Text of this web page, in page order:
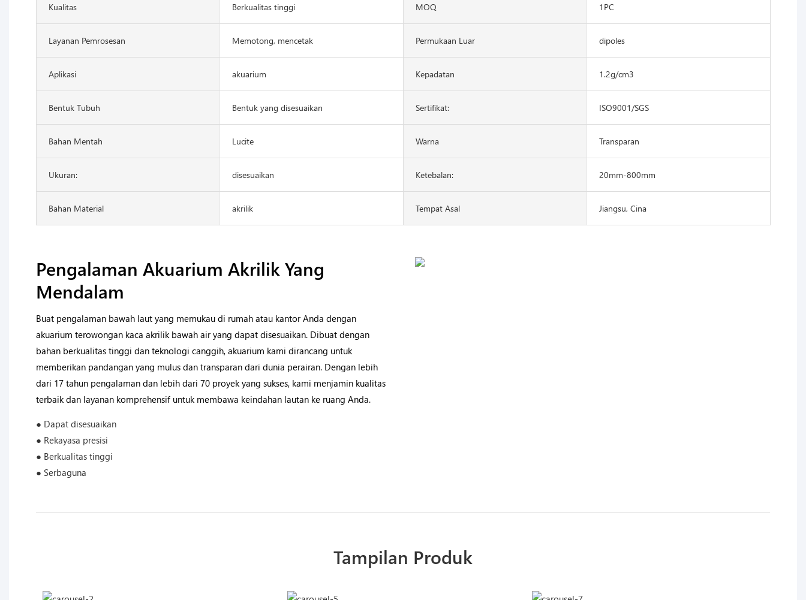
Kualitas Berkualitas tinggi MOQ 1PC
Layanan Pemrosesan Memotong, mencetak Permukaan Luar dipoles
Aplikasi akuarium Kepadatan 1.2g/cm3
Bentuk Tubuh Bentuk yang disesuaikan Sertifikat: ISO9001/SGS
Bahan Mentah Lucite Warna Transparan
Ukuran: disesuaikan Ketebalan: 20mm-800mm
Bahan Material akrilik Tempat Asal Jiangsu, Cina
Pengalaman Akuarium Akrilik Yang
Mendalam
Buat pengalaman bawah laut yang memukau di rumah atau kantor Anda dengan
akuarium terowongan kaca akrilik bawah air yang dapat disesuaikan. Dibuat dengan
bahan berkualitas tinggi dan teknologi canggih, akuarium kami dirancang untuk
memberikan pandangan yang mulus dan transparan dari dunia perairan. Dengan lebih
dari 17 tahun pengalaman dan lebih dari 70 proyek yang sukses, kami menjamin kualitas
terbaik dan layanan komprehensif untuk membawa keindahan lautan ke ruang Anda.
● Dapat disesuaikan
● Rekayasa presisi
● Berkualitas tinggi
● Serbaguna
Tampilan Produk